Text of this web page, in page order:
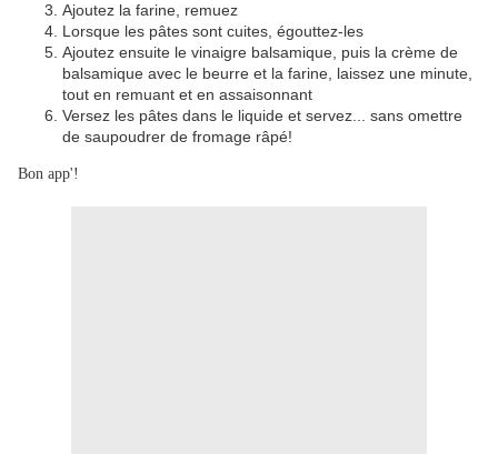
Ajoutez la farine, remuez
Lorsque les pâtes sont cuites, égouttez-les
Ajoutez ensuite le vinaigre balsamique, puis la crème de
balsamique avec le beurre et la farine, laissez une minute,
tout en remuant et en assaisonnant
Versez les pâtes dans le liquide et servez... sans omettre
de saupoudrer de fromage râpé!
Bon app'!